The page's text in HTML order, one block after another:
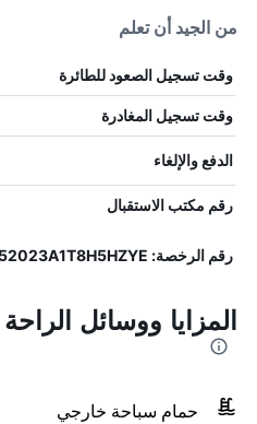
من الجيد أن تعلم
وقت تسجيل الصعود للطائرة
وقت تسجيل المغادرة
الدفع والإلغاء
رقم مكتب الاستقبال
رقم الرخصة: IT052023A1T8H5HZYE
المزايا ووسائل
حمام سباحة خارجي